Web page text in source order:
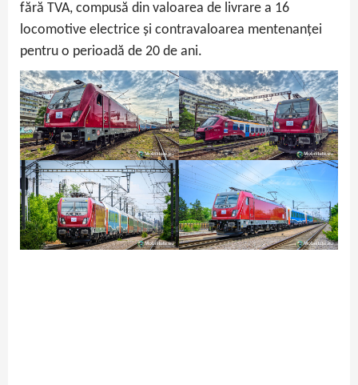
fără TVA, compusă din valoarea de livrare a 16
locomotive electrice și contravaloarea mentenanței
pentru o perioadă de 20 de ani.